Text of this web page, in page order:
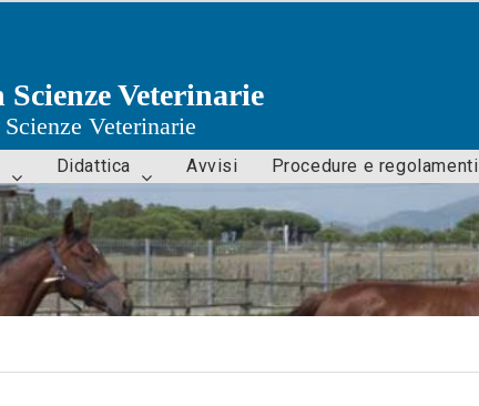
Veterinarie
Veterinarie
Didattica Avvisi Procedure e regolamenti